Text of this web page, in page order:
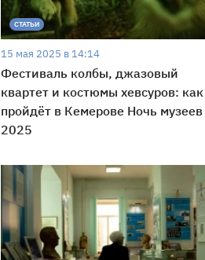
СТАТЬИ
15 мая 2025 в 14:14
Фестиваль колбы, джазовый
квартет и костюмы хевсуров: как
пройдёт в Кемерове Ночь
2025